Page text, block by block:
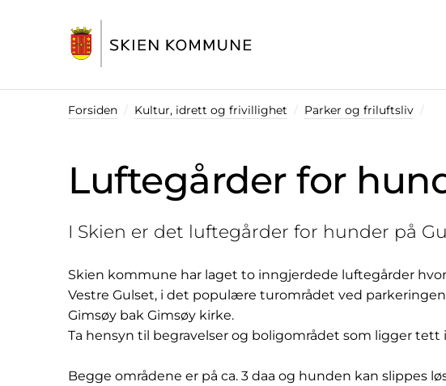
Forsiden Kultur, idrett og frivillighet Parker og friluftsliv
Luftegårder for
I Skien er det luftegårder for hunder på
Skien kommune har laget to inngjerdede luftegårder
Vestre Gulset, i det populære turområdet ved
Gimsøy bak Gimsøy kirke.
Ta hensyn til begravelser og boligområdet som ligger
Begge områdene er på ca. 3 daa og hunden kan slippes